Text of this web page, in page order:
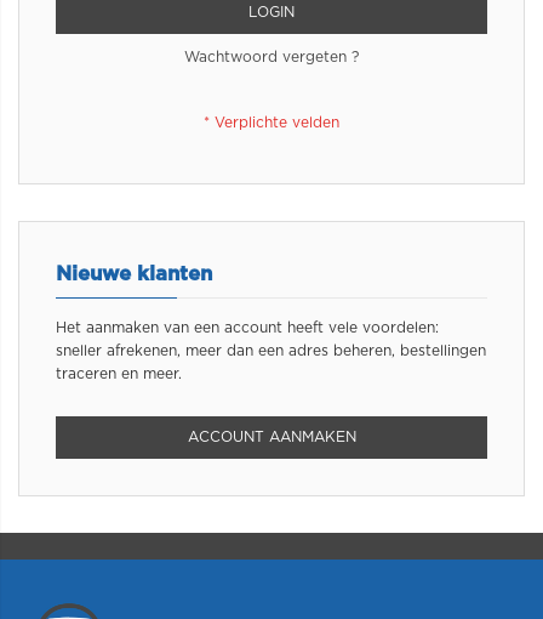
LOGIN
Wachtwoord vergeten ?
Nieuwe klanten
Het aanmaken van een account heeft vele voordelen:
sneller afrekenen, meer dan een adres beheren, bestellingen
traceren en meer.
ACCOUNT AANMAKEN